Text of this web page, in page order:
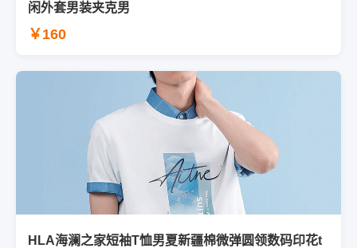
闲外套男装夹克男
￥160
HLA海澜之家短袖T恤男夏新疆棉微弹圆领数码印花t